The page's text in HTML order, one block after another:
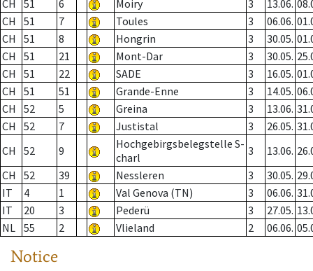
CH 51 6 Moiry 3 13.06.
CH
51 7 Toules 3 06.06.
CH
51 8 Hongrin 3 30.05.
CH
51 21 Mont-Dar 3 30.05.
CH
51 22 SADE 3 16.05.
CH
51 51 Grande-Enne 3 14.05.
CH
52 5 Greina 3 13.06.
CH
52 7 Justistal 3 26.05.
CH
52 9
Hochgebirgsbelegstelle S-
charl
3 13.06.
CH
52 39 Nessleren 3 30.05.
IT
4 1 Val Genova (TN) 3 06.06.
IT
20 3 Pederü 3 27.05.
NL 55 2 Vlieland 2 06.06.
Notice